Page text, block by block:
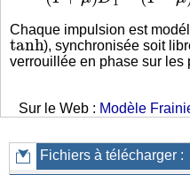
Chaque impulsion est
tanh
), synchronisée soit
verrouillée en phase sur les
Sur le Web : Modèle
Fichiers à télécharger :